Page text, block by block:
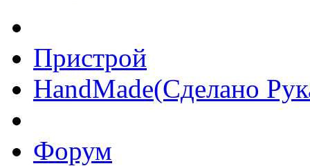
Пристрой
HandMade(Сделано
Форум